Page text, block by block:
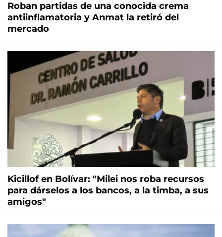
Roban partidas de una conocida crema
antiinflamatoria y Anmat la retiró del
mercado
Kicillof en Bolívar: "Milei nos roba recursos
para dárselos a los bancos, a la timba, a sus
amigos"